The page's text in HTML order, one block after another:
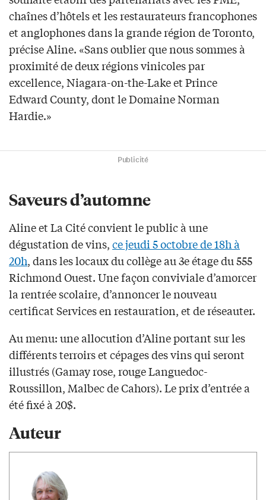
chaînes d’hôtels et les restaurateurs francophones
et anglophones dans la grande région de Toronto,
précise Aline. «Sans oublier que nous sommes à
proximité de deux régions vinicoles par
excellence, Niagara-on-the-Lake et Prince
Edward County, dont le Domaine Norman
Hardie.»
Publicité
Saveurs d’automne
Aline et La Cité convient le public à une
dégustation de vins,ce jeudi 5 octobre de 18h à
20h, dans les locaux du collège au 3e étage du 555
Richmond Ouest. Une façon conviviale d’amorcer
la rentrée scolaire, d’annoncer le nouveau
certificat Services en restauration, et de réseauter.
Au menu: une allocution d’Aline portant sur les
différents terroirs et cépages des vins qui seront
illustrés (Gamay rose, rouge Languedoc-
Roussillon, Malbec de Cahors). Le prix d’entrée a
été fixé à 20$.
Auteur